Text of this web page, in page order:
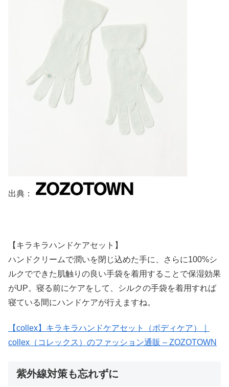
出典：
【キラキラハンドケアセット】
ハンドクリームで潤いを閉じ込めた手に、さらに100%シ
ルクでできた肌触りの良い手袋を着用することで保湿効果
がUP。寝る前にケアをして、シルクの手袋を着用すれば
寝ている間にハンドケアが行えますね。
【collex】キラキラハンドケアセット（ボディケア）｜
collex（コレックス）のファッション通販 – ZOZOTOWN
紫外線対策も忘れずに